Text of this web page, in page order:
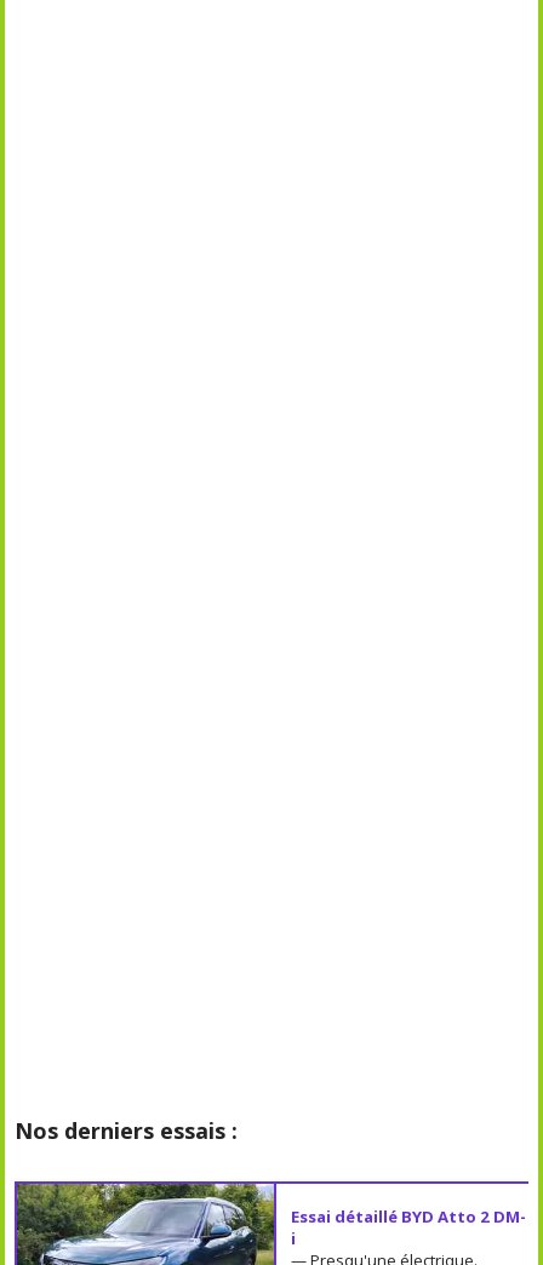
Nos derniers essais :
Essai détaillé BYD Atto 2 DM-
i
— Presqu'une électrique.